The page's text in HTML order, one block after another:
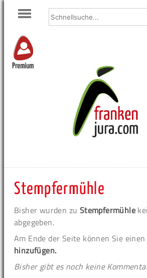
Premium
Stempfermühle
Bisher wurden zu Stempfermühle
abgegeben.
Am Ende der Seite können Sie einen
hinzufügen.
Bisher gibt es noch keine